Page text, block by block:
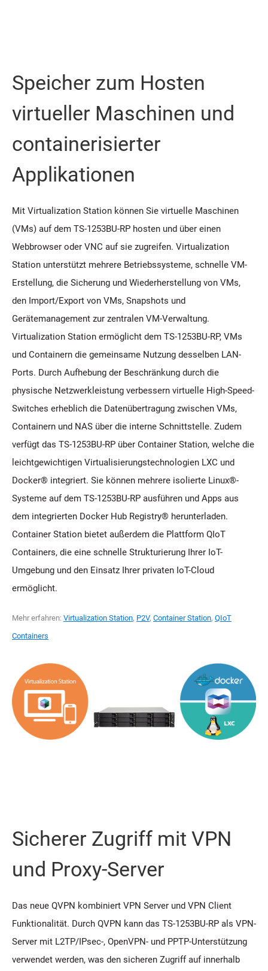
Speicher zum Hosten
virtueller Maschinen und
containerisierter
Applikationen
Mit Virtualization Station können Sie virtuelle Maschinen
(VMs) auf dem TS-1253BU-RP hosten und über einen
Webbrowser oder VNC auf sie zugreifen. Virtualization
Station unterstützt mehrere Betriebssysteme, schnelle VM-
Erstellung, die Sicherung und Wiederherstellung von VMs,
den Import/Export von VMs, Snapshots und
Gerätemanagement zur zentralen VM-Verwaltung.
Virtualization Station ermöglicht dem TS-1253BU-RP, VMs
und Containern die gemeinsame Nutzung desselben LAN-
Ports. Durch Aufhebung der Beschränkung durch die
physische Netzwerkleistung verbessern virtuelle High-Speed-
Switches erheblich die Datenübertragung zwischen VMs,
Containern und NAS über die interne Schnittstelle. Zudem
verfügt das TS-1253BU-RP über Container Station, welche die
leichtgewichtigen Virtualisierungstechnologien LXC und
Docker® integriert. Sie können mehrere isolierte Linux®-
Systeme auf dem TS-1253BU-RP ausführen und Apps aus
dem integrierten Docker Hub Registry® herunterladen.
Container Station bietet außerdem die Plattform QIoT
Containers, die eine schnelle Strukturierung Ihrer IoT-
Umgebung und den Einsatz Ihrer privaten IoT-Cloud
ermöglicht.
Mehr erfahren: Virtualization Station, P2V, Container Station, QIoT
Containers
Sicherer Zugriff mit VPN
und Proxy-Server
Das neue QVPN kombiniert VPN Server und VPN Client
Funktionalität. Durch QVPN kann das TS-1253BU-RP als VPN-
Server mit L2TP/IPsec-, OpenVPN- und PPTP-Unterstützung
verwendet werden, was den sicheren Zugriff auf innerhalb